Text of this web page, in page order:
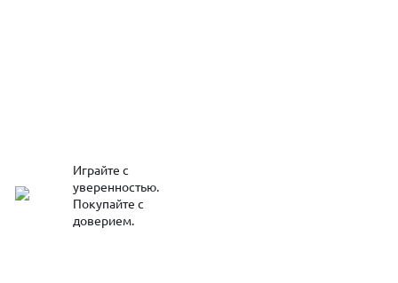
Играйте с
уверенностью.
Покупайте с
доверием.